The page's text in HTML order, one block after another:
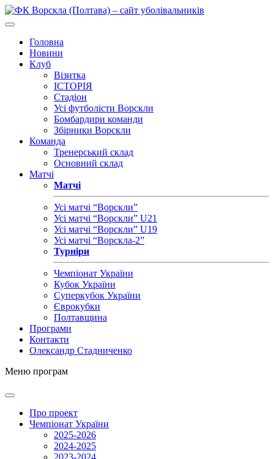
Головна
Новини
Клуб
Візитка
ІСТОРІЯ
Стадіон
Усі футболісти Ворскли
Бомбардири команди
Збірники Ворскли
Команда
Тренерський склад
Основний склад
Матчі
Матчі
Усі матчі “Ворскли”
Усі матчі “Ворскли” U21
Усі матчі “Ворскли” U19
Усі матчі “Ворскла-2”
Турніри
Чемпіонат України
Кубок України
Суперкубок України
Єврокубки
Полтавщина
Програми
Контакти
Олександр Стадниченко
Меню програм
Про проект
Чемпіонат України
2025-2026
2024-2025
2023-2024